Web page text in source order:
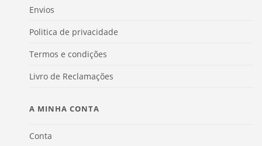
Envios
Politica de privacidade
Termos e condições
Livro de Reclamações
A MINHA CONTA
Conta